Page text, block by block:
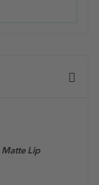
Matte Lip